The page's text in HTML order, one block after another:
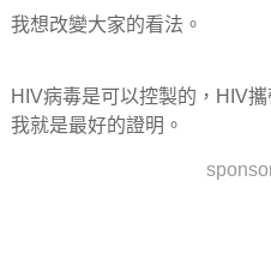
我想改變大家的看法。
HIV病毒是可以控製的，HIV
我就是最好的證明。